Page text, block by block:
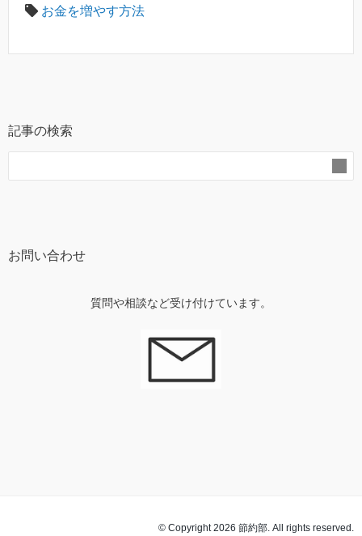
お金を増やす方法
記事の検索
お問い合わせ
質問や相談など受け付けています。
© Copyright 2026 節約部. All rights reserved.